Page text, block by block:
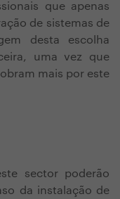
que apenas
de sistemas de
desta escolha
uma vez que
mais por este
sector poderão
da instalação de